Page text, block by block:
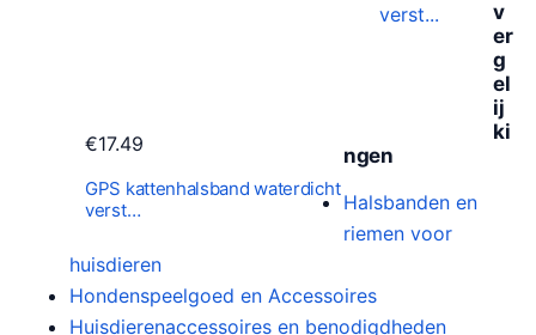
€17.49
GPS kattenhalsband waterdicht
verst…
v
er
g
el
ij
ki
ngen
Halsbanden en
riemen voor
huisdieren
Hondenspeelgoed en Accessoires
Huisdierenaccessoires en benodigdheden